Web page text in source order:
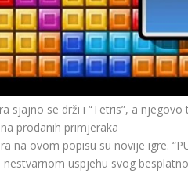
sjajno se drži i “Tetris”, a
prodanih primjeraka
na ovom popisu su novije igre.
uspjehu svog